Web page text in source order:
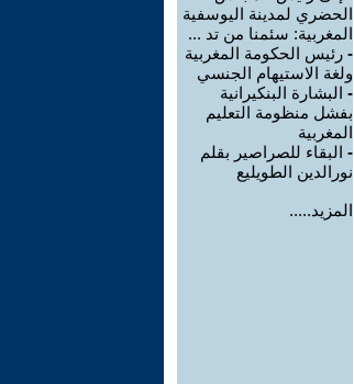
الحضري لمدينة اليوسفية
المغربية: سئمنا من تد ...
- رئيس الحكومة المغربية
ولغة الاستيهام الجنسي
- البشارة البنكيرانية
بفشل منظومة التعليم
المغربية
- البقاء للصراصير بقلم
نورالدين الطويليع
المزيد.....